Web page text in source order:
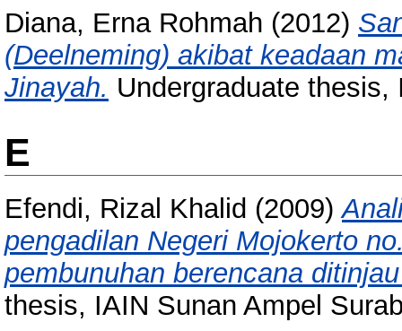
Diana, Erna Rohmah (2012)
(Deelneming) akibat keadaan
Jinayah. Undergraduate
E
Efendi, Rizal Khalid (2009)
pengadilan Negeri Mojokerto
pembunuhan berencana
thesis, IAIN Sunan Ampel